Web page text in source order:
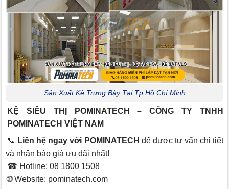
Sản Xuất Kệ Trưng Bày Tại Tp Hồ Chí Minh
KỆ SIÊU THỊ POMINATECH – CÔNG TY TNHH
POMINATECH VIỆT NAM
📞 Liên hệ ngay với POMINATECH để được tư vấn chi tiết
và nhận báo giá ưu đãi nhất!
☎ Hotline: 08 1800 1508
🌐 Website: pominatech.com